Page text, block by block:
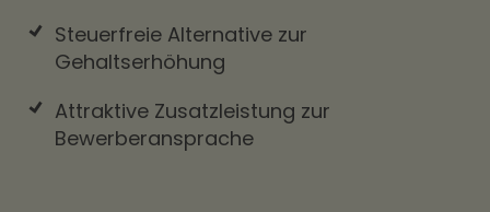
Steuerfreie Alternative zur
Gehaltserhöhung
Attraktive Zusatzleistung zur
Bewerberansprache